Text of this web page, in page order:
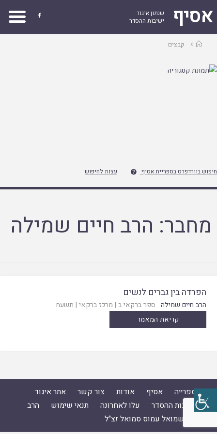
אסיף
שנתון איגוד
ישיבות ההסדר

עמודקבצים
חיפוש בוורדפרס בספריית אסיף  עצות לחיפוש
מחבר: הרב חיים שמילה
הפרדה בין גברים לנשים
הרב חיים שמילה ספר ברקאי ב | מרכז ברקאי | תשעח
קריאת המאמר
ספרייה אסיף אודות צור קשר
אתר איגוד
ישיבות ההסדר
עלו לאחרונה תנאי שימוש
הרב
ד"ר שמואל עמוס סמואל זצ"ל